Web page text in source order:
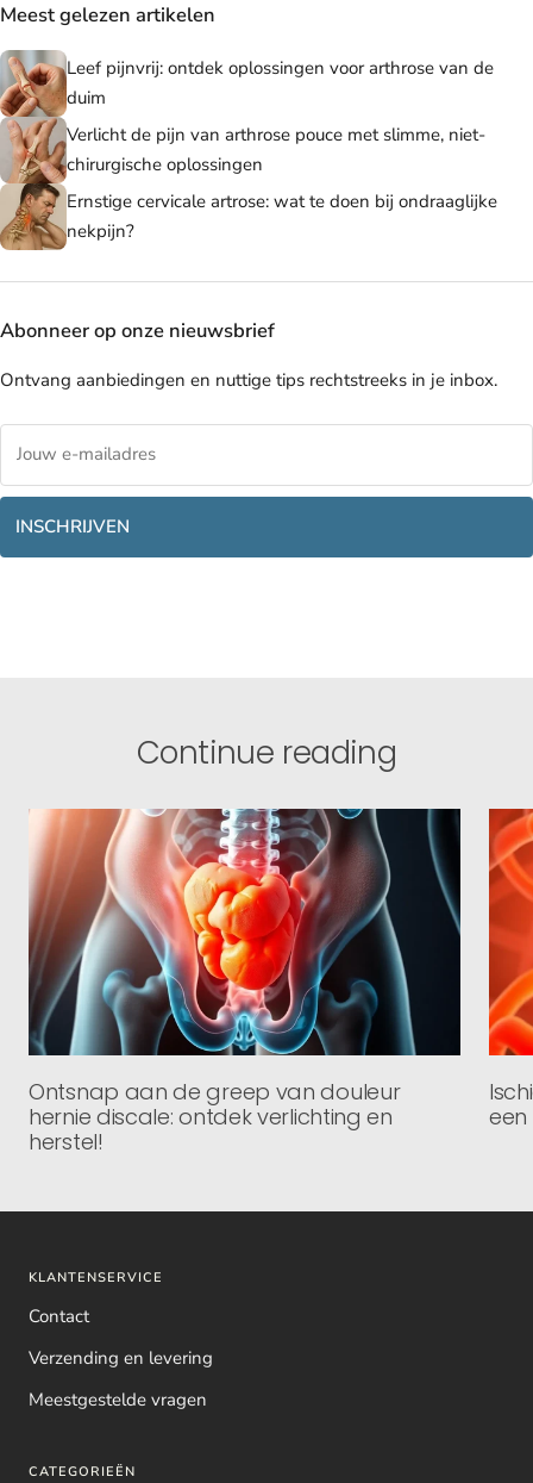
Meest gelezen artikelen
Leef pijnvrij: ontdek oplossingen voor arthrose van de
duim
Verlicht de pijn van arthrose pouce met slimme, niet-
chirurgische oplossingen
Ernstige cervicale artrose: wat te doen bij ondraaglijke
nekpijn?
Abonneer op onze nieuwsbrief
Ontvang aanbiedingen en nuttige tips rechtstreeks in je inbox.
INSCHRIJVEN
Continue reading
Ontsnap aan de greep van douleur
hernie discale: ontdek verlichting en
herstel!
KLANTENSERVICE
Contact
Verzending en levering
Meestgestelde vragen
CATEGORIEËN